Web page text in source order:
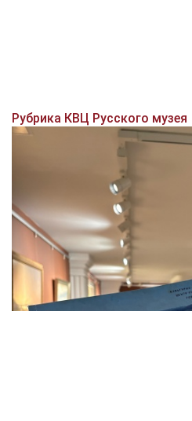
Рубрика КВЦ Русского музея